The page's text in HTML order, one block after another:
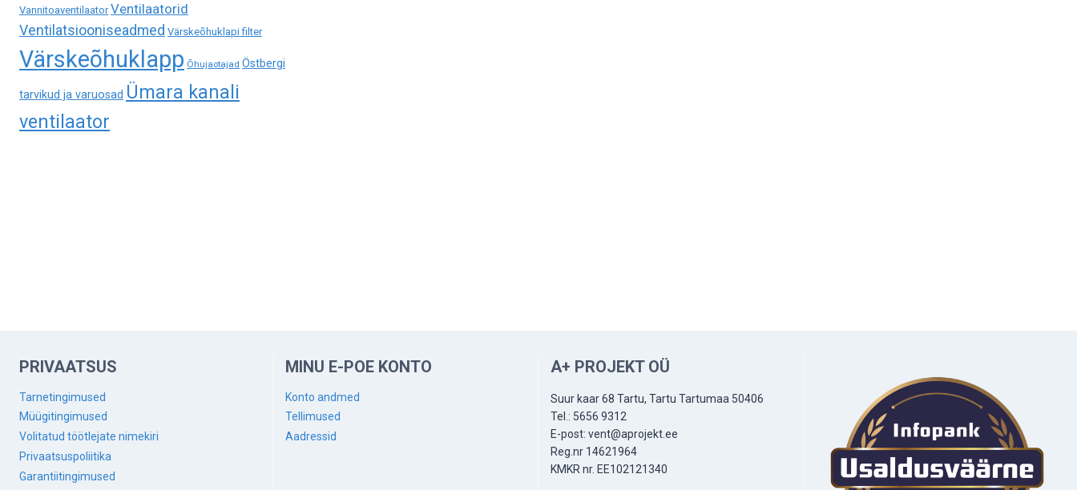
Vannitoaventilaator Ventilaatorid
Ventilatsiooniseadmed Värskeõhuklapi filter
Värskeõhuklapp Õhujaotajad Östbergi
tarvikud ja varuosad Ümara kanali
ventilaator
PRIVAATSUS
Tarnetingimused
Müügitingimused
Volitatud töötlejate nimekiri
Privaatsuspoliitika
Garantiitingimused
MINU E-POE KONTO
Konto andmed
Tellimused
Aadressid
A+ PROJEKT OÜ
Suur kaar 68 Tartu, Tartu Tartumaa 50406
Tel.: 5656 9312
E-post: vent@aprojekt.ee
Reg.nr 14621964
KMKR nr. EE102121340